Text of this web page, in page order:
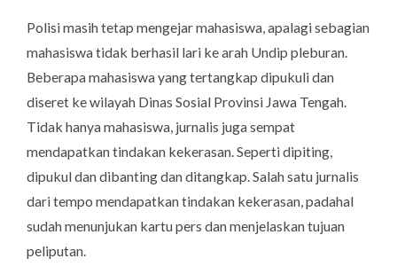
Polisi masih tetap mengejar mahasiswa, apalagi sebagian
mahasiswa tidak berhasil lari ke arah Undip pleburan.
Beberapa mahasiswa yang tertangkap dipukuli dan
diseret ke wilayah Dinas Sosial Provinsi Jawa Tengah.
Tidak hanya mahasiswa, jurnalis juga sempat
mendapatkan tindakan kekerasan. Seperti dipiting,
dipukul dan dibanting dan ditangkap. Salah satu jurnalis
dari tempo mendapatkan tindakan kekerasan, padahal
sudah menunjukan kartu pers dan menjelaskan tujuan
peliputan.